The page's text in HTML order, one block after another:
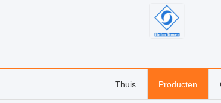
Thuis Producten